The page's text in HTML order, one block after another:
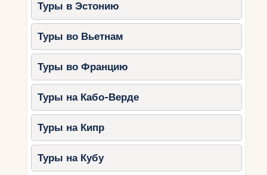
Туры в Эстонию
Туры во Вьетнам
Туры во Францию
Туры на Кабо-Верде
Туры на Кипр
Туры на Кубу